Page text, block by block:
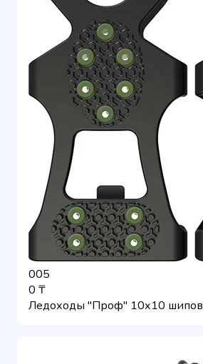
005
0 ₸
Ледоходы "Проф" 10х10 шипов